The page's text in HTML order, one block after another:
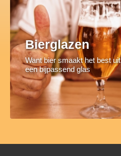
Bierglazen
Want bier smaakt het best uit
een bijpassend glas